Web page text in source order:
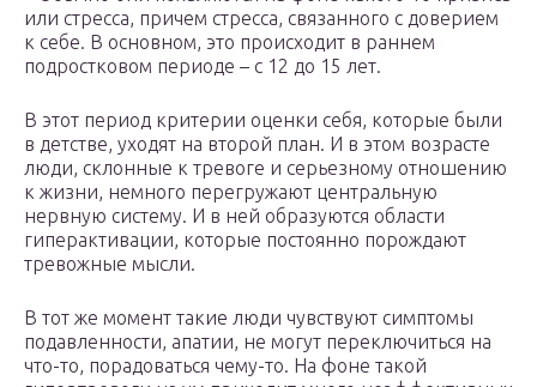
или стресса, причем стресса, связанного с доверием
к себе. В основном, это происходит в раннем
подростковом периоде – с 12 до 15 лет.
В этот период критерии оценки себя, которые были
в детстве, уходят на второй план. И в этом возрасте
люди, склонные к тревоге и серьезному отношению
к жизни, немного перегружают центральную
нервную систему. И в ней образуются области
гиперактивации, которые постоянно порождают
тревожные мысли.
В тот же момент такие люди чувствуют симптомы
подавленности, апатии, не могут переключиться на
что-то, порадоваться чему-то. На фоне такой